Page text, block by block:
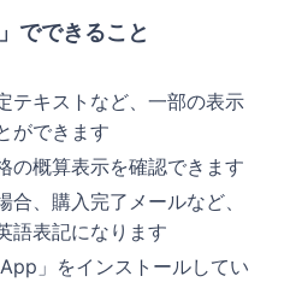
でできること
テキストなど、一部の表示
ができます
の概算表示を確認できます
、購入完了メールなど、
語表記になります
」をインストールしてい